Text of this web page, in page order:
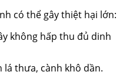
có thể gây thiệt hại lớn:
không hấp thu đủ dinh
lá thưa, cành khô dần.